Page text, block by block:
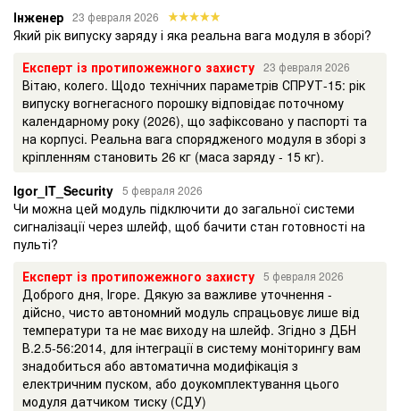
Інженер 23 февраля 2026
Який рік випуску заряду і яка реальна вага модуля в зборі?
Експерт із протипожежного захисту 23 февраля 2026
Вітаю, колего. Щодо технічних параметрів СПРУТ-15: рік
випуску вогнегасного порошку відповідає поточному
календарному року (2026), що зафіксовано у паспорті та
на корпусі. Реальна вага спорядженого модуля в зборі з
кріпленням становить 26 кг (маса заряду - 15 кг).
Igor_IT_Security 5 февраля 2026
Чи можна цей модуль підключити до загальної системи
сигналізації через шлейф, щоб бачити стан готовності на
пульті?
Експерт із протипожежного захисту 5 февраля 2026
Доброго дня, Ігоре. Дякую за важливе уточнення -
дійсно, чисто автономний модуль спрацьовує лише від
температури та не має виходу на шлейф. Згідно з ДБН
В.2.5-56:2014, для інтеграції в систему моніторингу вам
знадобиться або автоматична модифікація з
електричним пуском, або доукомплектування цього
модуля датчиком тиску (СДУ)